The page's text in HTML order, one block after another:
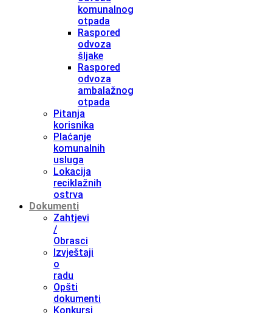
komunalnog
otpada
Raspored
odvoza
šljake
Raspored
odvoza
ambalažnog
otpada
Pitanja
korisnika
Plaćanje
komunalnih
usluga
Lokacija
reciklažnih
ostrva
Dokumenti
Zahtjevi
/
Obrasci
Izvještaji
o
radu
Opšti
dokumenti
Konkursi